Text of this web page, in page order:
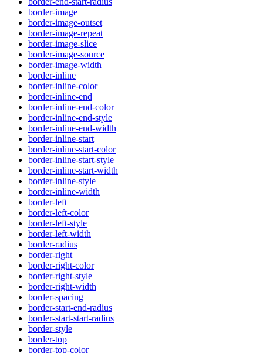
border-image
border-image-outset
border-image-repeat
border-image-slice
border-image-source
border-image-width
border-inline
border-inline-color
border-inline-end
border-inline-end-color
border-inline-end-style
border-inline-end-width
border-inline-start
border-inline-start-color
border-inline-start-style
border-inline-start-width
border-inline-style
border-inline-width
border-left
border-left-color
border-left-style
border-left-width
border-radius
border-right
border-right-color
border-right-style
border-right-width
border-spacing
border-start-end-radius
border-start-start-radius
border-style
border-top
border-top-color